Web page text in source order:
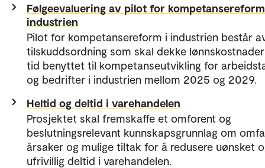
Følgeevaluering av pilot for
industrien
Pilot for kompetansereform i industrien består
tilskuddsordning som skal dekke
tid benyttet til kompetanseutvikling for
og bedrifter i industrien mellom 2025 og 2029.
Heltid og deltid i varehandelen
Prosjektet skal fremskaffe et omforent og
beslutningsrelevant kunnskapsgrunnlag om
årsaker og mulige tiltak for å redusere uønsket
ufrivillig deltid i varehandelen.